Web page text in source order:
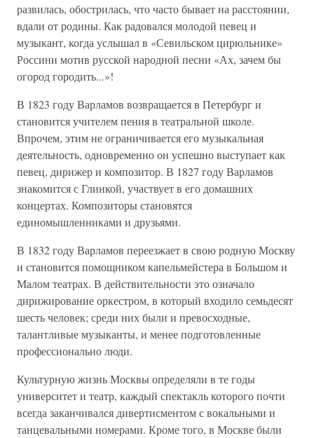
развилась, обострилась, что часто бывает на расстоянии,
вдали от родины. Как радовался молодой певец и
музыкант, когда услышал в «Севильском цирюльнике»
Россини мотив русской народной песни «Ах, зачем бы
огород городить...»!
В 1823 году Варламов возвращается в Петербург и
становится учителем пения в театральной школе.
Впрочем, этим не ограничивается его музыкальная
деятельность, одновременно он успешно выступает как
певец, дирижер и композитор. В 1827 году Варламов
знакомится с Глинкой, участвует в его домашних
концертах. Композиторы становятся
единомышленниками и друзьями.
В 1832 году Варламов переезжает в свою родную Москву
и становится помощником капельмейстера в Большом и
Малом театрах. В действительности это означало
дирижирование оркестром, в который входило семьдесят
шесть человек; среди них были и превосходные,
талантливые музыканты, и менее подготовленные
профессионально люди.
Культурную жизнь Москвы определяли в те годы
университет и театр, каждый спектакль которого почти
всегда заканчивался дивертисментом с вокальными и
танцевальными номерами. Кроме того, в Москве были